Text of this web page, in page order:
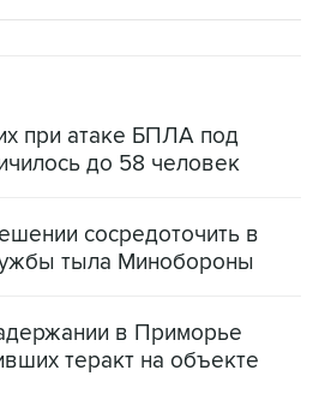
при атаке БПЛА под
до 58 человек
сосредоточить в
тыла Минобороны
в Приморье
теракт на объекте